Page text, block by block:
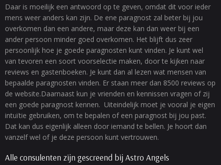
Daar is moeilijk een antwoord op te geven, omdat dit voor ieder
mens weer anders kan zijn. De ene paragnost zal beter bij jou
overkomen dan een andere, maar deze kan dan weer bij een
ander persoon minder goed overkomen. Het blijft dus zeer
persoonlijk hoe je goede paragnosten kunt vinden. Je kunt wel
van tevoren een soort voorselectie maken, door te kijken naar
reviews en gastenboeken. Je kunt dan al lezen wat mensen van
bepaalde paragnosten vinden. Er staan meer dan 8500 reviews op
de website.Daarnaast kun je vrienden en kennissen vragen of zij
een goede paragnost kennen. Uiteindelijk moet je vooral je eigen
intuïtie gebruiken, om te bepalen of een paragnost bij jou past.
Dat kan dus eigenlijk alleen door iemand te bellen. Je hoort dan
vanzelf wel of je deze persoon kunt vertrouwen.
Alle consulenten zijn gescreend bij Astro Angels